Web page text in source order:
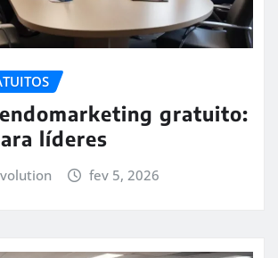
gratuito:
líderes
fev 5, 2026